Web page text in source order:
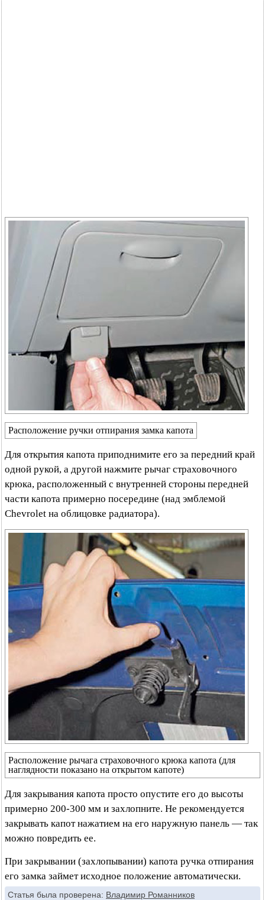
Расположение ручки отпирания замка капота
Для открытия капота приподнимите его за передний край
одной рукой, а другой нажмите рычаг страховочного
крюка, расположенный с внутренней стороны передней
части капота примерно посередине (над эмблемой
Chevrolet на облицовке радиатора).
Расположение рычага страховочного крюка капота (для
наглядности показано на открытом капоте)
Для закрывания капота просто опустите его до высоты
примерно 200-300 мм и захлопните. Не рекомендуется
закрывать капот нажатием на его наружную панель — так
можно повредить ее.
При закрывании (захлопывании) капота ручка отпирания
его замка займет исходное положение автоматически.
Статья была проверена: Владимир Романников